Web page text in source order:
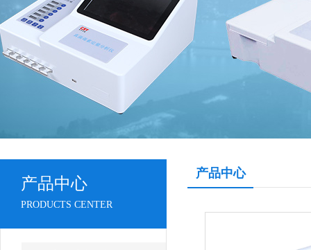
产品中心
PRODUCTS CENTER
产品中心